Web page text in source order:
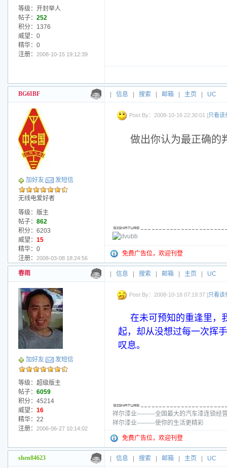
等级：开封举人
帖子： 252
积分：1376
威望：0
精华：0
注册： 2008-10-15 19:12:39
BG6IBF 信息 搜索 邮箱 主页 UC
加好友 发短信
无线电爱好者
等级：版主
帖子： 862
积分：6203
威望： 15
精华：0
注册： 2008-03-08 18:24:56
Post By：2008-10-16 22:30:01 [只看该
做出你认为最正确的
免费广告位，欢迎刊登
春雨 信息 搜索 邮箱 主页 UC
加好友 发短信
等级：超级版主
帖子： 6059
积分：45214
威望： 16
精华：22
注册： 2006-06-27 10:14:02
Post By：2008-10-18 07:19:37 [只看该
在未可预知的重逢里，
起，却从没想过每一次挥
叹息。
祥尔漆业---------全国最大的汽车漆连锁经
祥尔漆业---------使你的生活更精彩
免费广告位，欢迎刊登
shen84623 信息 搜索 邮箱 主页 UC